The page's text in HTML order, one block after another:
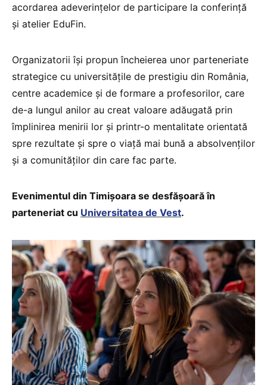
acordarea adeverințelor de participare la conferință
și atelier EduFin.
Organizatorii își propun încheierea unor parteneriate
strategice cu universitățile de prestigiu din România,
centre academice și de formare a profesorilor, care
de-a lungul anilor au creat valoare adăugată prin
împlinirea menirii lor și printr-o mentalitate orientată
spre rezultate și spre o viață mai bună a absolvenților
și a comunităților din care fac parte.
Evenimentul din Timișoara se desfășoară în
parteneriat cu Universitatea de Vest.